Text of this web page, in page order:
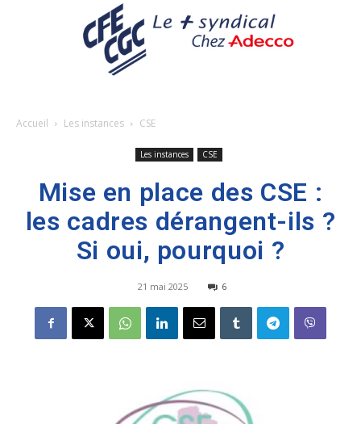
Accueil Les instances CSE
Les instances CSE
Mise en place des CSE :
les cadres dérangent-ils ?
Si oui, pourquoi ?
21 mai 2025 6